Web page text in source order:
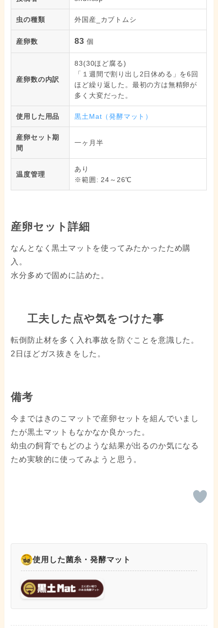
虫の種類 外国産_カブトムシ
産卵数 83 個
産卵数の内訳
83(30ほど腐る)
「１週間で割り出し2日休める」を6回
ほど繰り返した。最初の方は無精卵が
多く大変だった。
使用した用品 黒土Mat（発酵マット）
産卵セット期
間
一ヶ月半
温度管理
あり
※範囲: 24～26℃
産卵セット詳細
なんとなく黒土マットを使ってみたかったため購
入。
水分多めで固めに詰めた。
工夫した点や気をつけた事
転倒防止材を多く入れ事故を防ぐことを意識した。
2日ほどガス抜きをした。
備考
今まではきのこマットで産卵セットを組んでいまし
たが黒土マットもなかなか良かった。
幼虫の飼育でもどのような結果が出るのか気になる
ため実験的に使ってみようと思う。
使用した菌糸・発酵マット